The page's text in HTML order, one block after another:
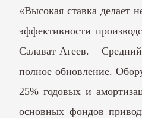
«Высокая ставка делает
эффективности
Салават Агеев. –
полное обновление.
25% годовых и
основных фондов